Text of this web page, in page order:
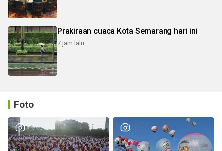
Prakiraan cuaca Kota Semarang hari ini
7 jam lalu
Foto